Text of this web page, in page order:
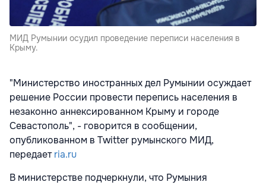
МИД Румынии осудил проведение переписи населения в
Крыму.
"Министерство иностранных дел Румынии осуждает
решение России провести перепись населения в
незаконно аннексированном Крыму и городе
Севастополь", - говорится в сообщении,
опубликованном в Twitter румынского МИД,
передаетria.ru
В министерстве подчеркнули, что Румыния